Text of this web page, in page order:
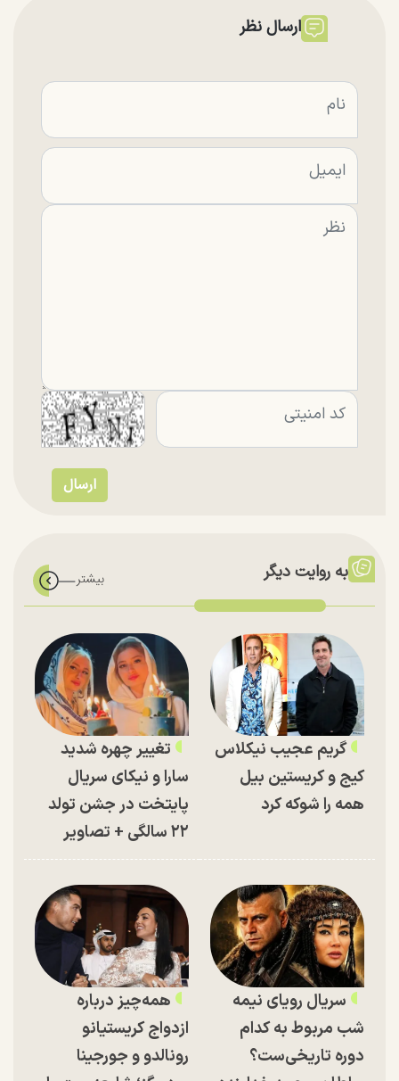
ارسال نظر
به روایت دیگر
گریم عجیب نیکلاس
کیج و کریستین بیل
همه را شوکه کرد
تغییر چهره شدید
سارا و نیکای سریال
پایتخت در جشن تولد
۲۲ سالگی + تصاویر
سریال رویای نیمه
شب مربوط به کدام
دوره تاریخی‌ست؟
همه‌چیز درباره
ازدواج کریستیانو
رونالدو و جورجینا